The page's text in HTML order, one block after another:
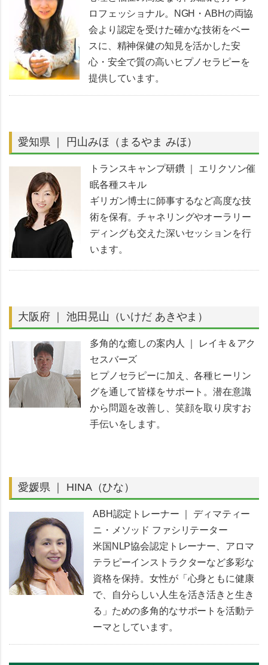
ロフェッショナル。NGH・ABHの両協
会より認定を受けた確かな技術をベー
スに、精神保健の知見を活かした安
心・安全で質の高いヒプノセラピーを
提供しています。
愛知県 ｜ 円山みほ（まるやま みほ）
トランスキャンプ研鑽 ｜ エリクソン催
眠各種スキル
ギリガン博士に師事するなど高度な技
術を保有。チャネリングやオーラリー
ディングも交えた深いセッションを行
います。
大阪府 ｜ 池田晃山（いけだ あきやま）
多角的な癒しの案内人 ｜ レイキ＆アク
セスバーズ
ヒプノセラピーに加え、各種ヒーリン
グを通して皆様をサポート。潜在意識
から問題を改善し、笑顔を取り戻すお
手伝いをします。
愛媛県 ｜ HINA（ひな）
ABH認定トレーナー ｜ ディマティー
ニ・メソッド ファシリテーター
米国NLP協会認定トレーナー、アロマ
テラピーインストラクターなど多彩な
資格を保持。女性が「心身ともに健康
で、自分らしい人生を活き活きと生き
る」ための多角的なサポートを活動テ
ーマとしています。